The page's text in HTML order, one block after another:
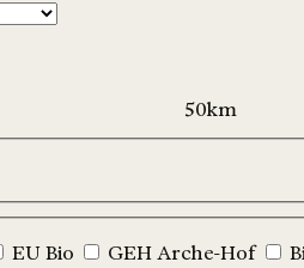
EU Bio GEH Arche-Hof